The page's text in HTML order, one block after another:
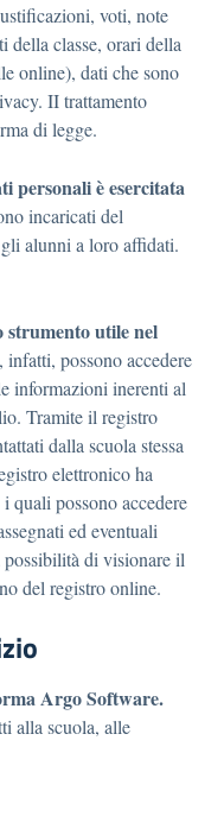
voti, note
della classe, orari della
online), dati che sono
II trattamento
di legge.
personali è esercitata
incaricati del
alunni a loro affidati.
strumento utile nel
possono accedere
informazioni inerenti al
Tramite il registro
dalla scuola stessa
elettronico ha
quali possono accedere
ed eventuali
di visionare il
del registro online.
Argo Software.
alla scuola, alle